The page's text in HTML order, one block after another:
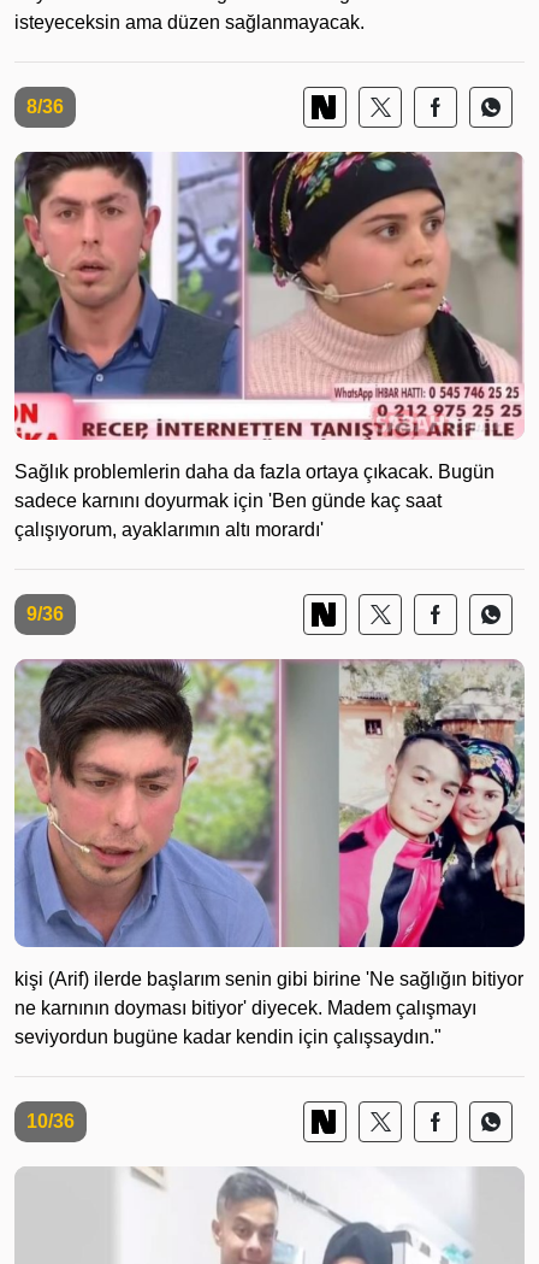
isteyeceksin ama düzen sağlanmayacak.
8/36
Sağlık problemlerin daha da fazla ortaya çıkacak. Bugün
sadece karnını doyurmak için 'Ben günde kaç saat
çalışıyorum, ayaklarımın altı morardı'
9/36
kişi (Arif) ilerde başlarım senin gibi birine 'Ne sağlığın bitiyor
ne karnının doyması bitiyor' diyecek. Madem çalışmayı
seviyordun bugüne kadar kendin için çalışsaydın."
10/36